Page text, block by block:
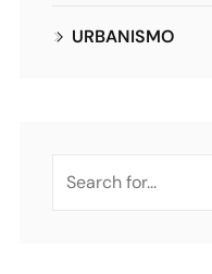
URBANISMO